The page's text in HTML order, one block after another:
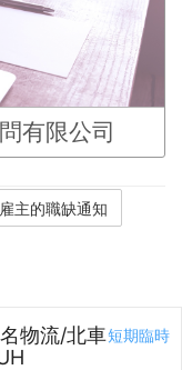
有限公司
短期臨時
物流/北車